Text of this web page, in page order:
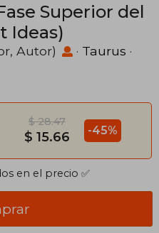
Superior del
Ideas)
Autor) · Taurus ·
$ 28.47
$ 15.66 -45%
en el precio ✅